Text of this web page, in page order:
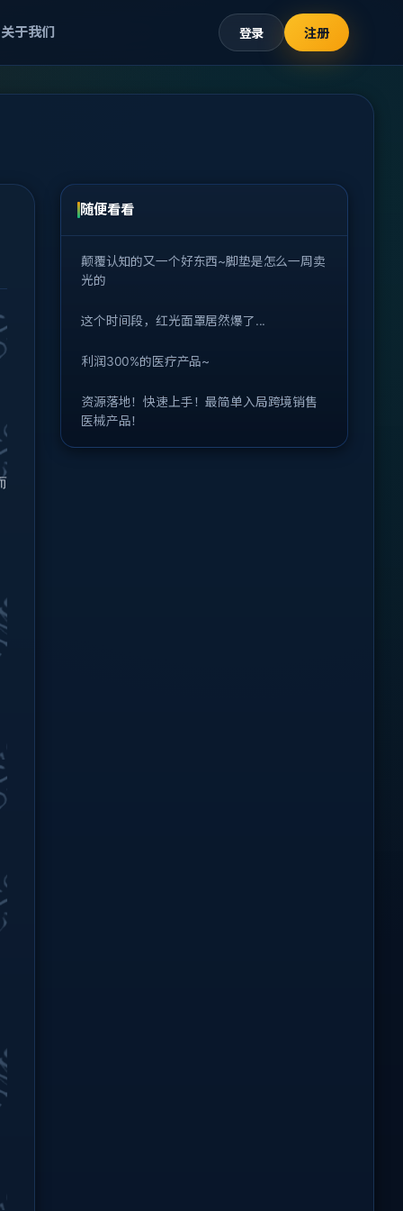
关于我们 登录 注册
随便看看
颠覆认知的又一个好东西~脚垫是怎么一周卖
光的
这个时间段，红光面罩居然爆了...
利润300%的医疗产品~
资源落地！快速上手！最简单入局跨境销售
医械产品！